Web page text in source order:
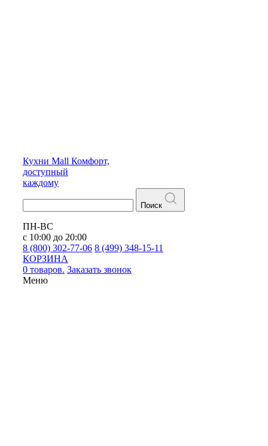
Кухни Mall Комфорт,
доступный
каждому
Поиск
ПН-ВС
с 10:00 до 20:00
8 (800) 302-77-06 8 (499) 348-15-11
КОРЗИНА
0 товаров. Заказать звонок
Меню